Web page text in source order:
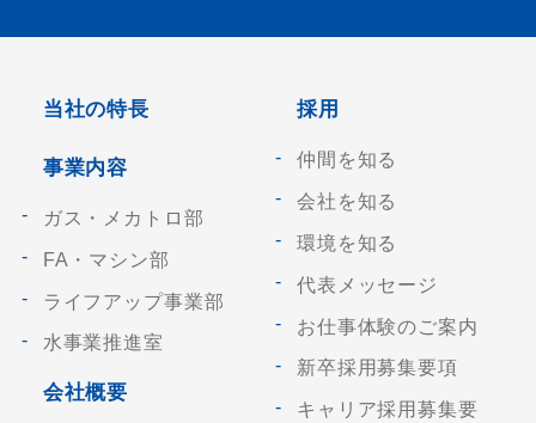
当社の特長
事業内容
ガス・メカトロ部
FA・マシン部
ライフアップ事業部
水事業推進室
会社概要
採用
仲間を知る
会社を知る
環境を知る
代表メッセージ
お仕事体験のご案内
新卒採用募集要項
キャリア採用募集要